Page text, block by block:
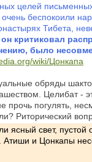
целей
очень беспокоили
Тибета,
критиковал
было
wiki/Цонкапа
обряды
Целибат -
прочь погулять,
Риторический
ясный свет,
Атиши и Цонкапы